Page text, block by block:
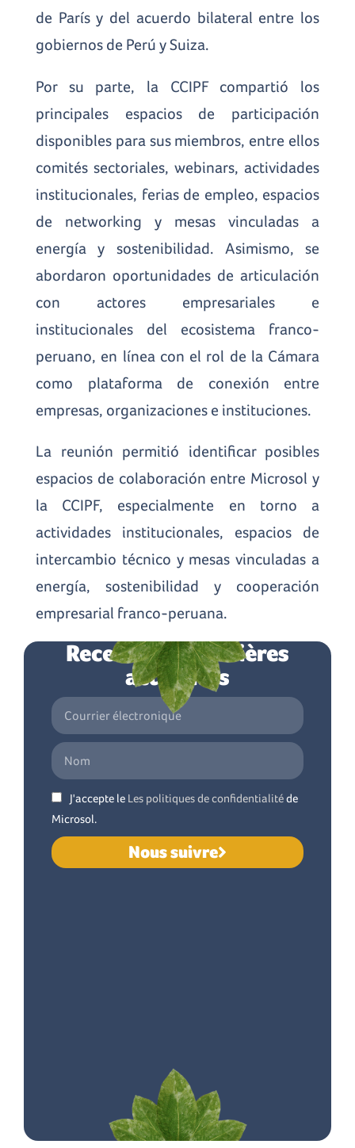
de París y del acuerdo bilateral entre los
gobiernos de Perú y Suiza.
Por su parte, la CCIPF compartió los
principales espacios de participación
disponibles para sus miembros, entre ellos
comités sectoriales, webinars, actividades
institucionales, ferias de empleo, espacios
de networking y mesas vinculadas a
energía y sostenibilidad. Asimismo, se
abordaron oportunidades de articulación
con actores empresariales e
institucionales del ecosistema franco-
peruano, en línea con el rol de la Cámara
como plataforma de conexión entre
empresas, organizaciones e instituciones.
La reunión permitió identificar posibles
espacios de colaboración entre Microsol y
la CCIPF, especialmente en torno a
actividades institucionales, espacios de
intercambio técnico y mesas vinculadas a
energía, sostenibilidad y cooperación
empresarial franco-peruana.
Recevez les dernières
actualités
J'accepte le Les politiques de confidentialitéde
Microsol.
Nous suivre